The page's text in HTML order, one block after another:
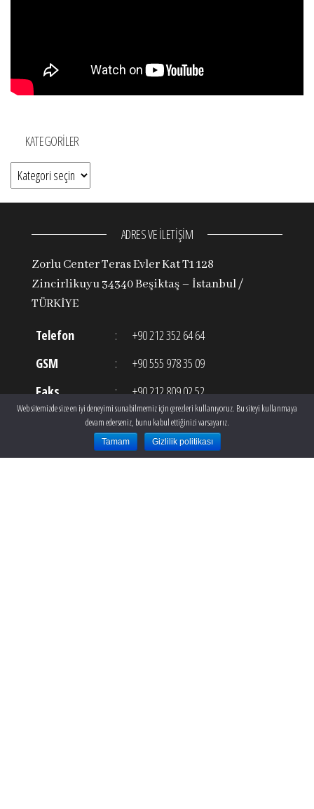
KATEGORILER
Kategoriler
ADRES VE İLETİŞİM
Zorlu Center Teras Evler Kat T1 128
Zincirlikuyu 34340 Beşiktaş – İstanbul /
TÜRKİYE
Telefon :
+90 212 352 64 64
GSM
:
+90 555 978 35 09
Faks
:
+90 212 809 02 52
: info@theclinic.com.tr
Web sitemizde size en iyi deneyimi sunabilmemiz için çerezleri kullanıyoruz. Bu siteyi kullanmaya
devam ederseniz, bunu kabul ettiğinizi varsayarız.
Tamam Gizlilik politikası